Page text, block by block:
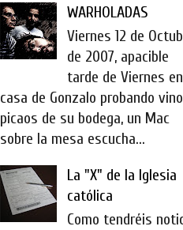
WARHOLADAS
Viernes 12 de
de 2007, apacible
tarde de Viernes en
casa de Gonzalo probando
picaos de su bodega, un Mac
sobre la mesa escucha...
La "X" de la Iglesia
católica
Como tendréis